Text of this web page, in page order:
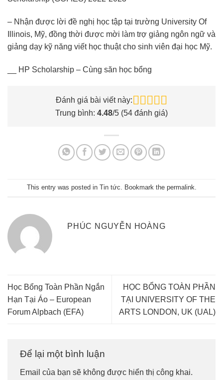
– Nhận được lời đề nghị học tập tại trường University Of
Illinois, Mỹ, đồng thời được mời làm trợ giảng ngôn ngữ và
giảng dạy kỹ năng viết học thuật cho sinh viên đại học Mỹ.
__ HP Scholarship – Cùng săn học bổng
Đánh giá bài viết này:
Trung bình: 4.48/5 (54 đánh giá)
This entry was posted in Tin tức. Bookmark the permalink.
PHÚC NGUYỄN HOÀNG
Học Bổng Toàn Phần Ngắn
Hạn Tại Áo – European
Forum Alpbach (EFA)
HỌC BỔNG TOÀN PHẦN
TẠI UNIVERSITY OF THE
ARTS LONDON, UK (UAL)
Để lại một bình luận
Email của bạn sẽ không được hiển thị công khai.